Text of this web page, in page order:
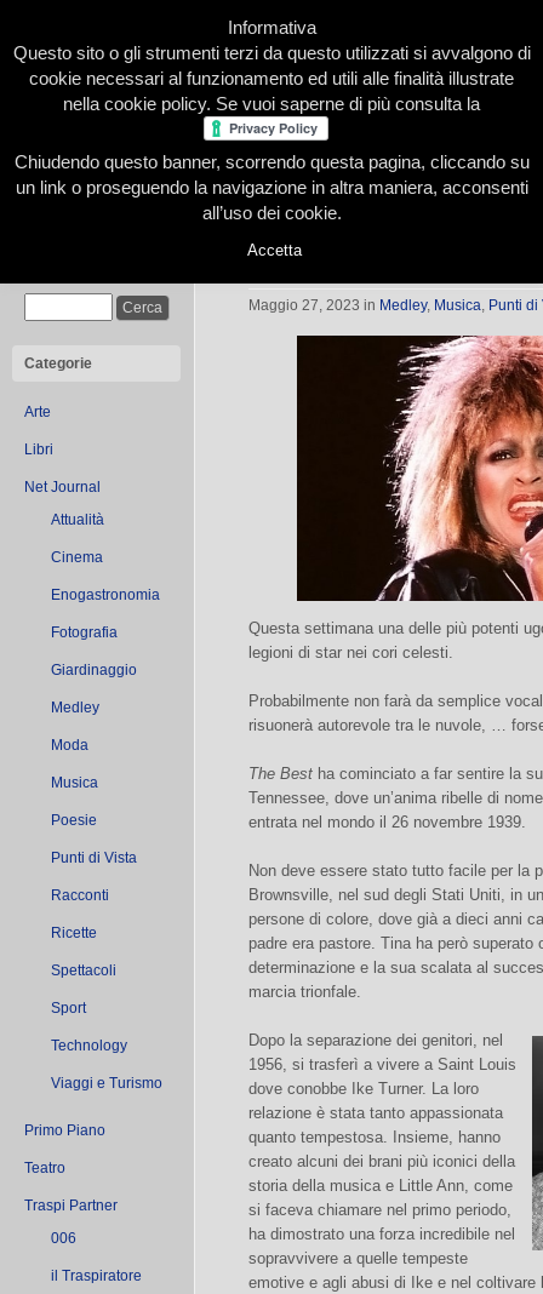
Home Presentazione Redazione Le nostre firme
Categorie
Arte
Libri
Net Journal
Attualità
Cinema
Enogastronomia
Fotografia
Giardinaggio
Medley
Moda
Musica
Poesie
Punti di Vista
Racconti
Ricette
Spettacoli
Sport
Technology
Viaggi e Turismo
Primo Piano
Teatro
Traspi Partner
006
il Traspiratore
Tina Turner – Tutta l’Energia del
Maggio 27, 2023 in Medley, Musica, Punti di
Questa settimana una delle più potenti
legioni di star nei cori celesti.
Probabilmente non farà da semplice
risuonerà autorevole tra le nuvole, …
The Best ha cominciato a far sentire la
Tennessee, dove un’anima ribelle di
entrata nel mondo il 26 novembre 1939.
Non deve essere stato tutto facile per la
Brownsville, nel sud degli Stati Uniti, in
persone di colore, dove già a dieci anni
padre era pastore. Tina ha però superato
determinazione e la sua scalata al
marcia trionfale.
Dopo la separazione dei genitori, nel
1956, si trasferì a vivere a Saint Louis
dove conobbe Ike Turner. La loro
relazione è stata tanto appassionata
quanto tempestosa. Insieme, hanno
creato alcuni dei brani più iconici della
storia della musica e Little Ann, come
si faceva chiamare nel primo periodo,
ha dimostrato una forza incredibile nel
sopravvivere a quelle tempeste
emotive e agli abusi di Ike e nel
Informativa
Questo sito o gli strumenti terzi da questo utilizzati si avvalgono di
cookie necessari al funzionamento ed utili alle finalità illustrate
nella cookie policy. Se vuoi saperne di più consulta la
Chiudendo questo banner, scorrendo questa pagina, cliccando su
un link o proseguendo la navigazione in altra maniera, acconsenti
all’uso dei cookie.
Accetta